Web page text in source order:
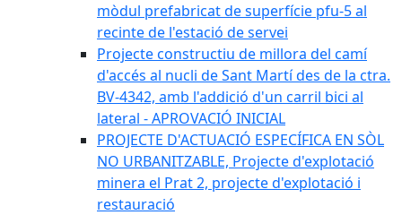
mòdul prefabricat de superfície pfu-5 al
recinte de l'estació de servei
Projecte constructiu de millora del camí
d'accés al nucli de Sant Martí des de la ctra.
BV-4342, amb l'addició d'un carril bici al
lateral - APROVACIÓ INICIAL
PROJECTE D'ACTUACIÓ ESPECÍFICA EN SÒL
NO URBANITZABLE, Projecte d'explotació
minera el Prat 2, projecte d'explotació i
restauració